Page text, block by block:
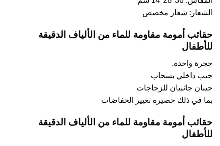
الشعار: شعار مخصص
حقائب أمومة مقاومة للماء من الألياف الدقيقة
للأطفال
حجرة واحدة.
جيب داخلي بسحاب
جيبان جانبيان للزجاجات
بما في ذلك حصيرة تغيير الحفاضات
حقائب أمومة مقاومة للماء من الألياف الدقيقة
للأطفال